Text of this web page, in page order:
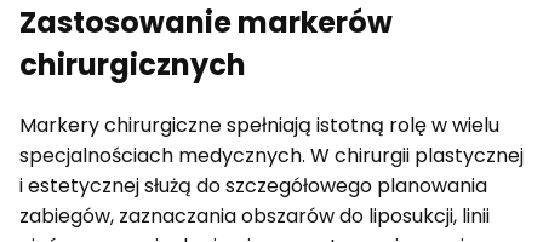
Zastosowanie markerów
chirurgicznych
Markery chirurgiczne spełniają istotną rolę w wielu
specjalnościach medycznych. W chirurgii plastycznej
i estetycznej służą do szczegółowego planowania
zabiegów, zaznaczania obszarów do liposukcji, linii